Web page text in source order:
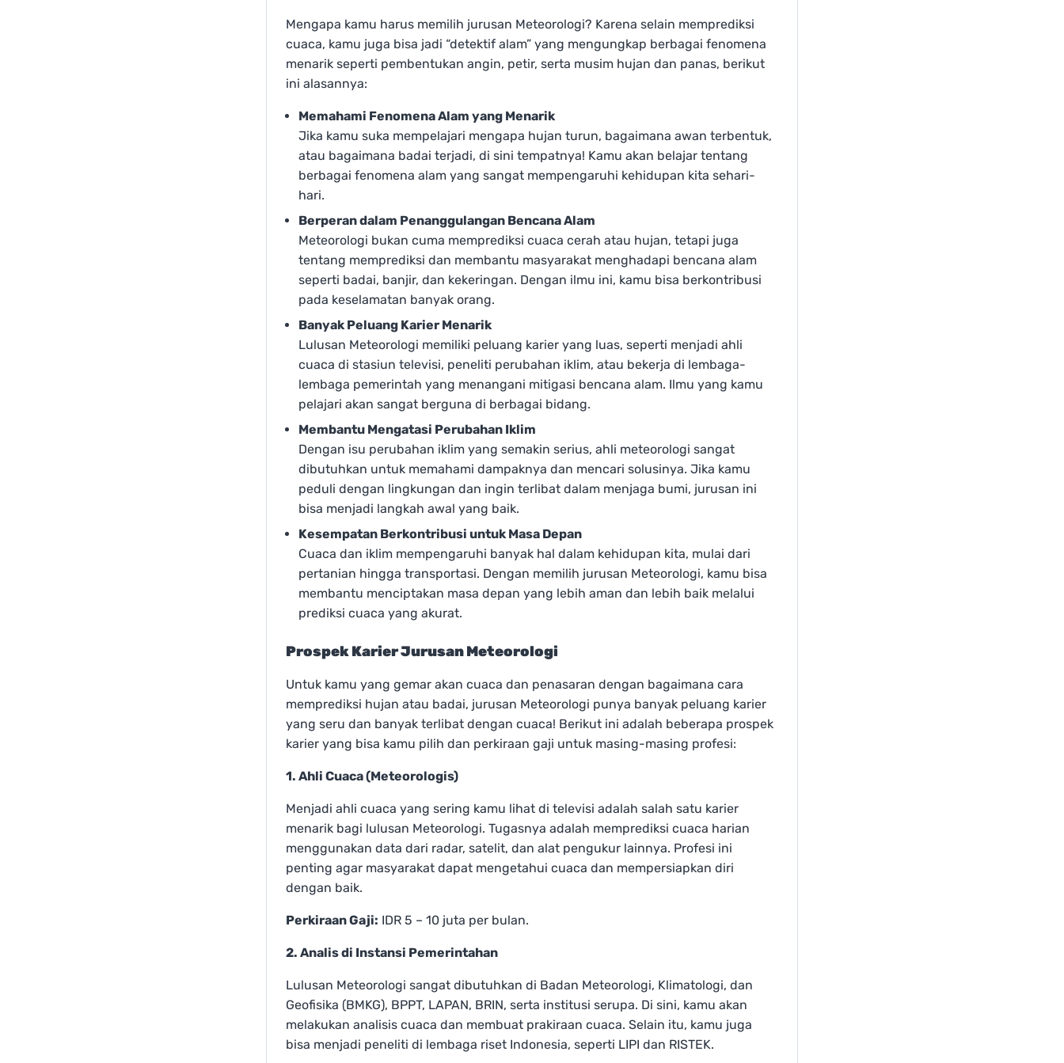
Mengapa kamu harus memilih jurusan Meteorologi? Karena selain memprediksi
cuaca, kamu juga bisa jadi “detektif alam” yang mengungkap berbagai fenomena
menarik seperti pembentukan angin, petir, serta musim hujan dan panas, berikut
ini alasannya:
Memahami Fenomena Alam yang Menarik
Jika kamu suka mempelajari mengapa hujan turun, bagaimana awan terbentuk,
atau bagaimana badai terjadi, di sini tempatnya! Kamu akan belajar tentang
berbagai fenomena alam yang sangat mempengaruhi kehidupan kita sehari-
hari.
Berperan dalam Penanggulangan Bencana Alam
Meteorologi bukan cuma memprediksi cuaca cerah atau hujan, tetapi juga
tentang memprediksi dan membantu masyarakat menghadapi bencana alam
seperti badai, banjir, dan kekeringan. Dengan ilmu ini, kamu bisa berkontribusi
pada keselamatan banyak orang.
Banyak Peluang Karier Menarik
Lulusan Meteorologi memiliki peluang karier yang luas, seperti menjadi ahli
cuaca di stasiun televisi, peneliti perubahan iklim, atau bekerja di lembaga-
lembaga pemerintah yang menangani mitigasi bencana alam. Ilmu yang kamu
pelajari akan sangat berguna di berbagai bidang.
Membantu Mengatasi Perubahan Iklim
Dengan isu perubahan iklim yang semakin serius, ahli meteorologi sangat
dibutuhkan untuk memahami dampaknya dan mencari solusinya. Jika kamu
peduli dengan lingkungan dan ingin terlibat dalam menjaga bumi, jurusan ini
bisa menjadi langkah awal yang baik.
Kesempatan Berkontribusi untuk Masa Depan
Cuaca dan iklim mempengaruhi banyak hal dalam kehidupan kita, mulai dari
pertanian hingga transportasi. Dengan memilih jurusan Meteorologi, kamu bisa
membantu menciptakan masa depan yang lebih aman dan lebih baik melalui
prediksi cuaca yang akurat.
Prospek Karier Jurusan Meteorologi
Untuk kamu yang gemar akan cuaca dan penasaran dengan bagaimana cara
memprediksi hujan atau badai, jurusan Meteorologi punya banyak peluang karier
yang seru dan banyak terlibat dengan cuaca! Berikut ini adalah beberapa prospek
karier yang bisa kamu pilih dan perkiraan gaji untuk masing-masing profesi:
1. Ahli Cuaca (Meteorologis)
Menjadi ahli cuaca yang sering kamu lihat di televisi adalah salah satu karier
menarik bagi lulusan Meteorologi. Tugasnya adalah memprediksi cuaca harian
menggunakan data dari radar, satelit, dan alat pengukur lainnya. Profesi ini
penting agar masyarakat dapat mengetahui cuaca dan mempersiapkan diri
dengan baik.
Perkiraan Gaji: IDR 5 – 10 juta per bulan.
2. Analis di Instansi Pemerintahan
Lulusan Meteorologi sangat dibutuhkan di Badan Meteorologi, Klimatologi, dan
Geofisika (BMKG), BPPT, LAPAN, BRIN, serta institusi serupa. Di sini, kamu akan
melakukan analisis cuaca dan membuat prakiraan cuaca. Selain itu, kamu juga
bisa menjadi peneliti di lembaga riset Indonesia, seperti LIPI dan RISTEK.